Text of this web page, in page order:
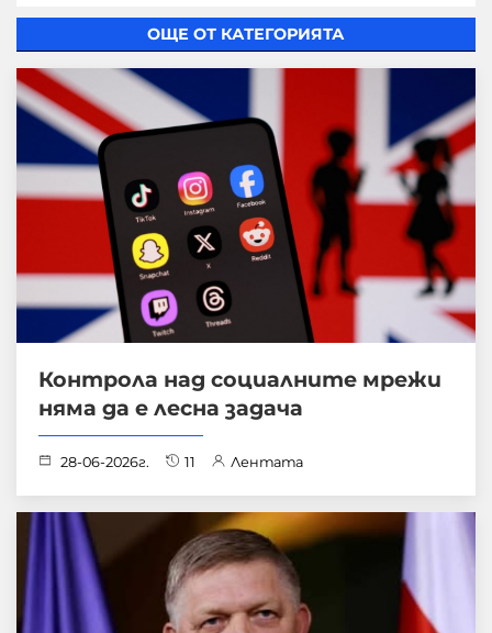
ОЩЕ ОТ КАТЕГОРИЯТА
Контрола над социалните мрежи
няма да е лесна задача
28-06-2026г. 11 Лентата